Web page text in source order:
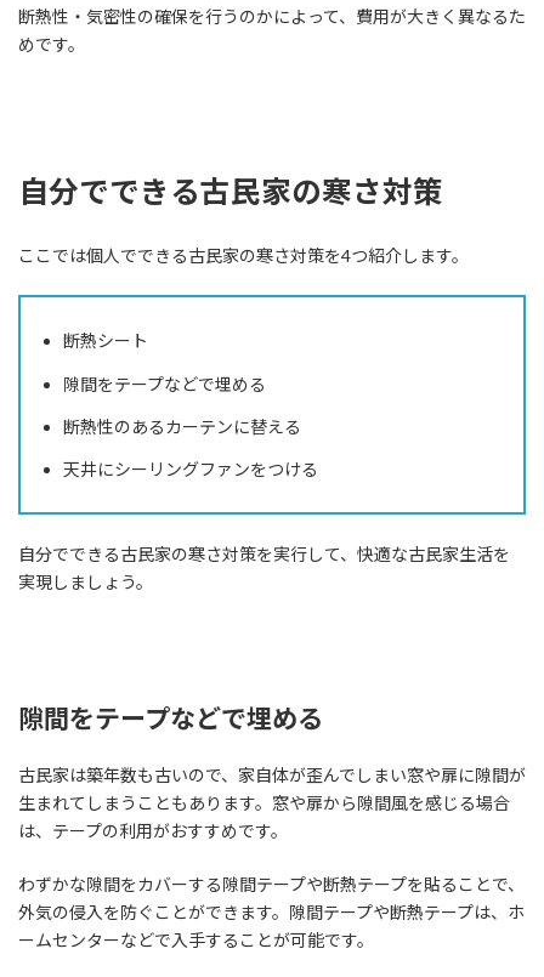
断熱性・気密性の確保を行うのかによって、費用が大きく異なるた
めです。
自分でできる古民家の寒さ対策
ここでは個人でできる古民家の寒さ対策を4つ紹介します。
断熱シート
隙間をテープなどで埋める
断熱性のあるカーテンに替える
天井にシーリングファンをつける
自分でできる古民家の寒さ対策を実行して、快適な古民家生活を
実現しましょう。
隙間をテープなどで埋める
古民家は築年数も古いので、家自体が歪んでしまい窓や扉に隙間が
生まれてしまうこともあります。窓や扉から隙間風を感じる場合
は、テープの利用がおすすめです。
わずかな隙間をカバーする隙間テープや断熱テープを貼ることで、
外気の侵入を防ぐことができます。隙間テープや断熱テープは、ホ
ームセンターなどで入手することが可能です。